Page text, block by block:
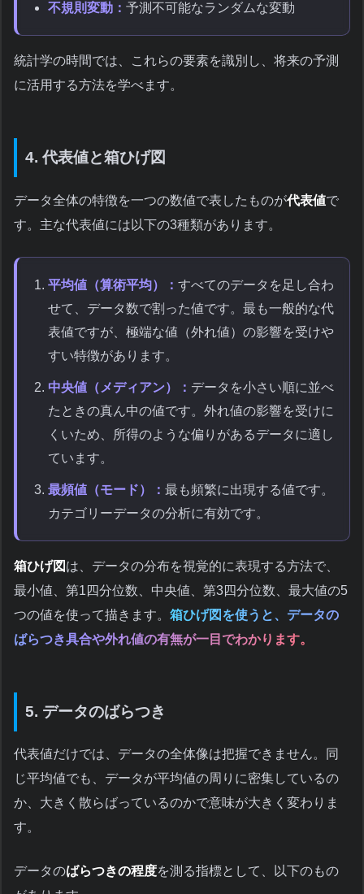
不規則変動： 予測不可能なランダムな変動
統計学の時間では、これらの要素を識別し、将来の予測
に活用する方法を学べます。
4. 代表値と箱ひげ図
データ全体の特徴を一つの数値で表したものが代表値で
す。主な代表値には以下の3種類があります。
平均値（算術平均）： すべてのデータを足し合わ
せて、データ数で割った値です。最も一般的な代
表値ですが、極端な値（外れ値）の影響を受けや
すい特徴があります。
中央値（メディアン）： データを小さい順に並べ
たときの真ん中の値です。外れ値の影響を受けに
くいため、所得のような偏りがあるデータに適し
ています。
最頻値（モード）： 最も頻繁に出現する値です。
カテゴリーデータの分析に有効です。
箱ひげ図 は、データの分布を視覚的に表現する方法で、
最小値、第1四分位数、中央値、第3四分位数、最大値の5
つの値を使って描きます。 箱ひげ図を使うと、データの
ばらつき具合や外れ値の有無が一目でわかります。
5. データのばらつき
代表値だけでは、データの全体像は把握できません。同
じ平均値でも、データが平均値の周りに密集しているの
か、大きく散らばっているのかで意味が大きく変わりま
す。
データのばらつきの程度を測る指標として、以下のもの